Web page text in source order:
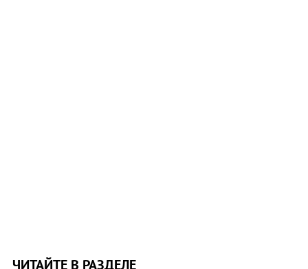
ЧИТАЙТЕ В РАЗДЕЛЕ